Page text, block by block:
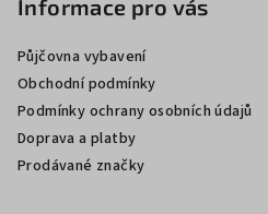
Informace pro vás
Půjčovna vybavení
Obchodní podmínky
Podmínky ochrany osobních údajů
Doprava a platby
Prodávané značky